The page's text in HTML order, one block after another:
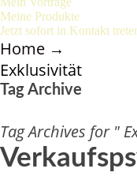
Meine Produkte
Jetzt sofort in Kontakt
Home →
Exklusivität
Tag Archive
Tag Archives for "